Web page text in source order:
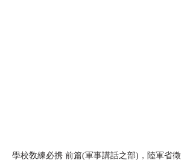
學校敎練必携 前篇(軍事講話之部)，陸軍省徵